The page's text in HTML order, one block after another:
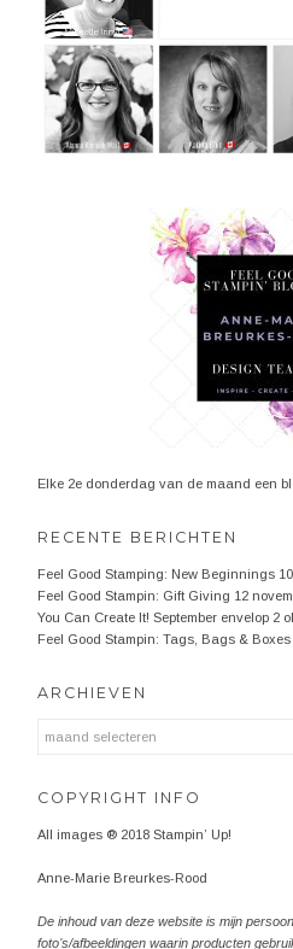
Elke 2e donderdag van de maand een
RECENTE BERICHTEN
Feel Good Stamping: New Beginnings
Feel Good Stampin: Gift Giving 12
You Can Create It! September envelop 2
Feel Good Stampin: Tags, Bags & Boxes
ARCHIEVEN
COPYRIGHT INFO
All images ® 2018 Stampin’ Up!
Anne-Marie Breurkes-Rood
De inhoud van deze website is mijn
foto’s/afbeeldingen waarin producten